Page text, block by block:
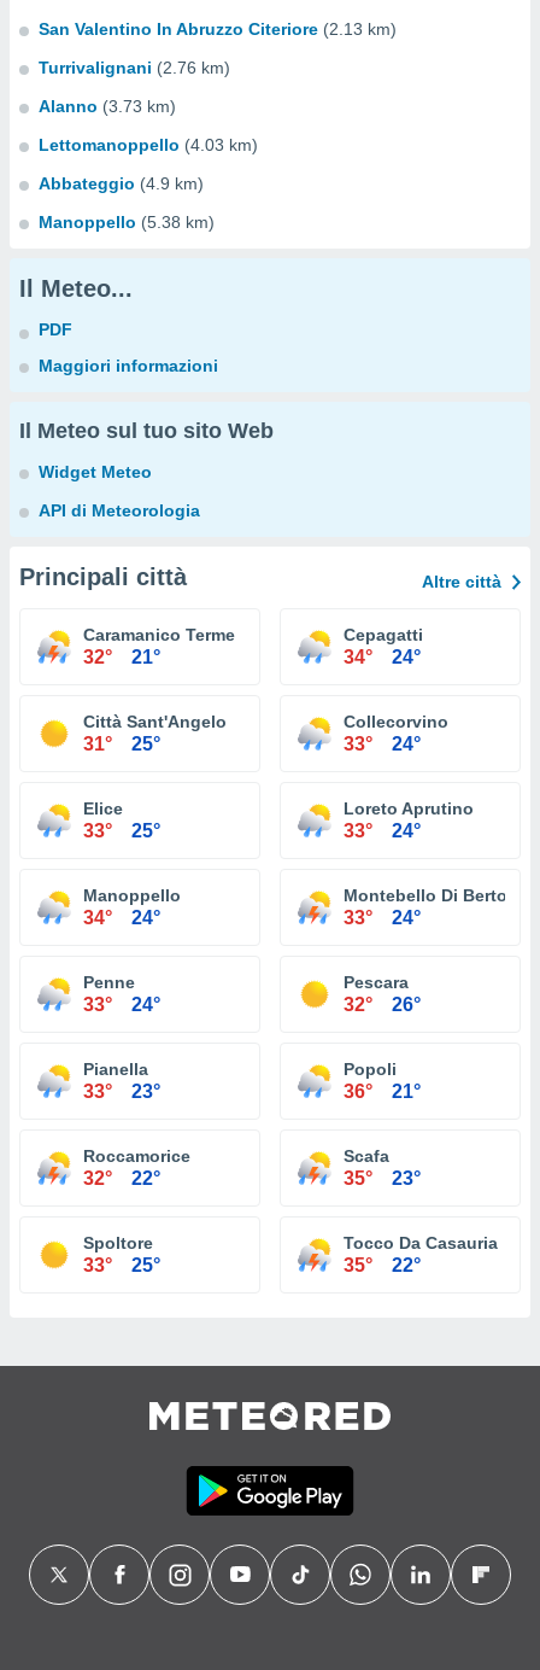
San Valentino In Abruzzo Citeriore (2.13 km)
Turrivalignani (2.76 km)
Alanno (3.73 km)
Lettomanoppello (4.03 km)
Abbateggio (4.9 km)
Manoppello (5.38 km)
Il Meteo...
PDF
Maggiori informazioni
Il Meteo sul tuo sito Web
Widget Meteo
API di Meteorologia
Principali città Altre città
Caramanico Terme
32° 21°
Cepagatti
34° 24°
Città Sant'Angelo
31° 25°
Collecorvino
33° 24°
Elice
33° 25°
Loreto Aprutino
33° 24°
Manoppello
34° 24°
Montebello Di Bertona
33° 24°
Penne
33° 24°
Pescara
32° 26°
Pianella
33° 23°
Popoli
36° 21°
Roccamorice
32° 22°
Scafa
35° 23°
Spoltore
33° 25°
Tocco Da Casauria
35° 22°